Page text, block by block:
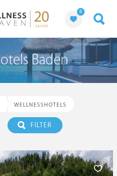
0
Baden
WELLNESSHOTELS
FILTER